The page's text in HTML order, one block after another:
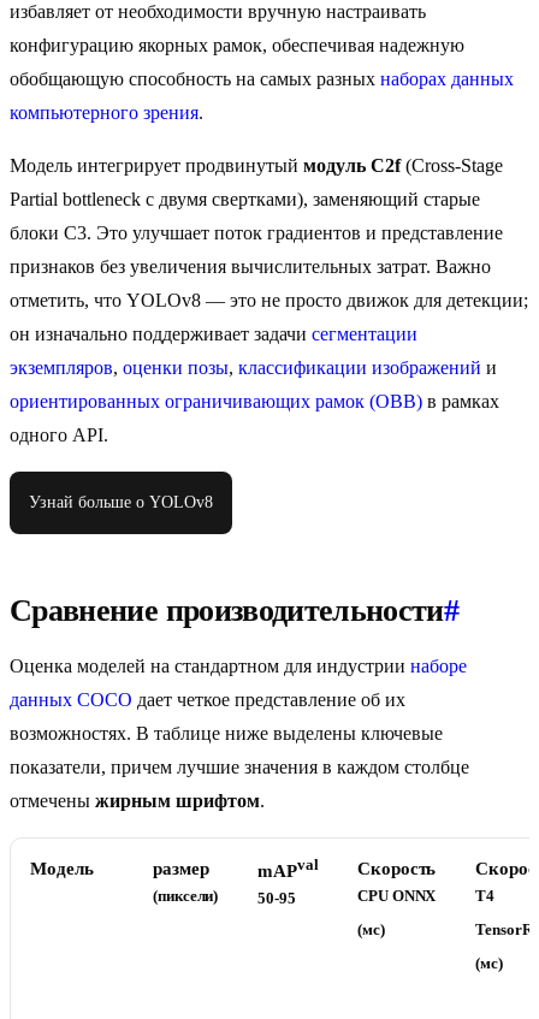
избавляет от необходимости вручную настраивать
конфигурацию якорных рамок, обеспечивая надежную
обобщающую способность на самых разных наборах данных
компьютерного зрения.
Модель интегрирует продвинутый модуль C2f(Cross-Stage
Partial bottleneck с двумя свертками), заменяющий старые
блоки C3. Это улучшает поток градиентов и представление
признаков без увеличения вычислительных затрат. Важно
отметить, что YOLOv8 — это не просто движок для детекции;
он изначально поддерживает задачи сегментации
экземпляров, оценки позы, классификации изображений и
ориентированных ограничивающих рамок (OBB) в рамках
одного API.
Узнай больше о YOLOv8
Сравнение производительности#
Оценка моделей на стандартном для индустрии наборе
данных COCO дает четкое представление об их
возможностях. В таблице ниже выделены ключевые
показатели, причем лучшие значения в каждом столбце
отмечены жирным шрифтом.
Модель размер
(пиксели)
mAPval
50-95
Скорость
CPU ONNX
(мс)
T4
(мс)